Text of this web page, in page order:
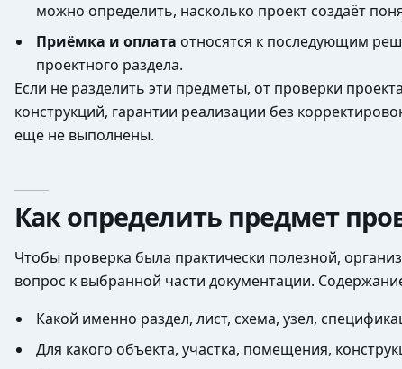
можно определить, насколько проект создаёт
Приёмка и оплата относятся к последующим
проектного раздела.
Если не разделить эти предметы, от проверки
конструкций, гарантии реализации без
ещё не выполнены.
Как определить предмет
Чтобы проверка была практически полезной,
вопрос к выбранной части документации.
Какой именно раздел, лист, схема, узел,
Для какого объекта, участка, помещения,